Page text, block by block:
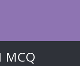
MCQ